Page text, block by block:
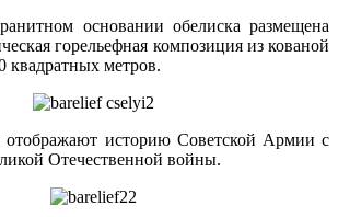
основании обелиска размещена
горельефная композиция из кованой
метров.
историю Советской Армии с
Отечественной войны.